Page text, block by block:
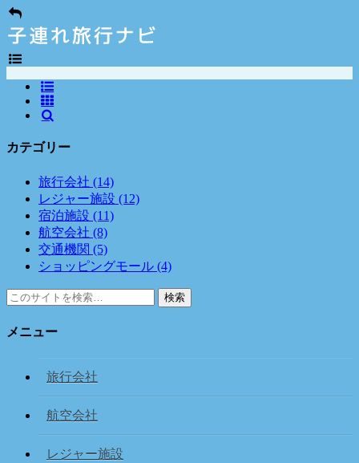
カテゴリー
旅行会社 (14)
レジャー施設 (12)
宿泊施設 (11)
航空会社 (8)
交通機関 (5)
ショッピングモール (4)
検索
メニュー
旅行会社
航空会社
レジャー施設